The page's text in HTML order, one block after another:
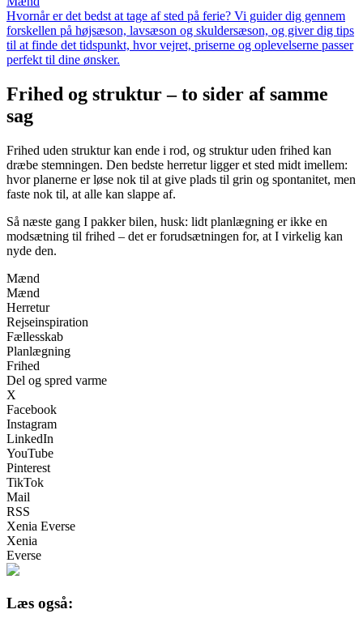
Hvornår er det bedst at tage af sted på ferie? Vi guider dig gennem
forskellen på højsæson, lavsæson og skuldersæson, og giver dig tips
til at finde det tidspunkt, hvor vejret, priserne og oplevelserne passer
perfekt til dine ønsker.
Frihed og struktur – to sider af samme
sag
Frihed uden struktur kan ende i rod, og struktur uden frihed kan
dræbe stemningen. Den bedste herretur ligger et sted midt imellem:
hvor planerne er løse nok til at give plads til grin og spontanitet, men
faste nok til, at alle kan slappe af.
Så næste gang I pakker bilen, husk: lidt planlægning er ikke en
modsætning til frihed – det er forudsætningen for, at I virkelig kan
nyde den.
Mænd
Mænd
Herretur
Rejseinspiration
Fællesskab
Planlægning
Frihed
Del og spred varme
X
Facebook
Instagram
LinkedIn
YouTube
Pinterest
TikTok
Mail
RSS
Xenia Everse
Xenia
Everse
Læs også: